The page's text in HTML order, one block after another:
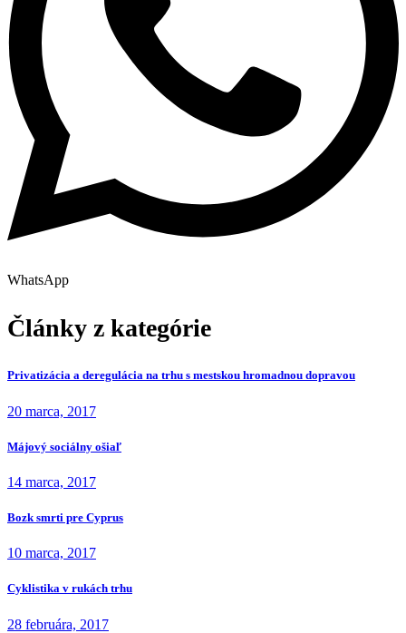
WhatsApp
Články z kategórie
Privatizácia a deregulácia na trhu s mestskou hromadnou dopravou
20 marca, 2017
Májový sociálny ošiaľ
14 marca, 2017
Bozk smrti pre Cyprus
10 marca, 2017
Cyklistika v rukách trhu
28 februára, 2017